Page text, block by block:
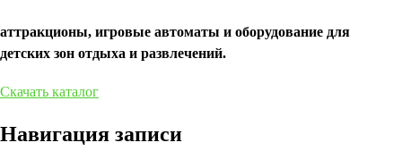
аттракционы, игровые автоматы и оборудование для
детских зон отдыха и развлечений.
Скачать каталог
Навигация записи